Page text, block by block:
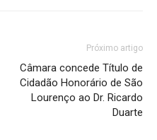
Próximo artigo
Câmara concede Título de
Cidadão Honorário de São
Lourenço ao Dr. Ricardo
Duarte